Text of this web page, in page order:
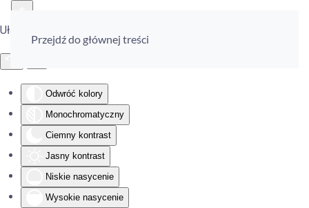
Ułatwienia dostępu
Odwróć kolory
Monochromatyczny
Ciemny kontrast
Jasny kontrast
Niskie nasycenie
Wysokie nasycenie
Przejdź do głównej treści